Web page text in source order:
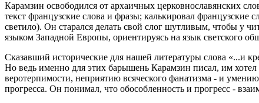
Карамзин освободился от архаичных церковнославянских
текст французские слова и фразы; калькировал
светило). Он старался делать свой слог шутливым, чтобы у
языком Западной Европы, ориентируясь на язык светского
Сказавший исторические для нашей литературы слова «...и
Но ведь именно для этих барышень Карамзин писал, им
веротерпимости, неприятию всяческого фанатизма - и
прогресса. Он понимал, что обособленность и прогресс -